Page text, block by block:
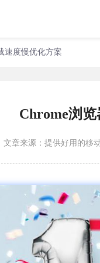
速度慢优化方案
Chrome浏
文章来源： 提供好用的移